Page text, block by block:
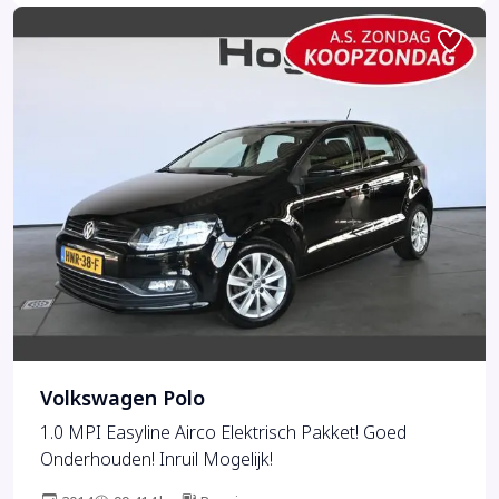
Volkswagen Polo
1.0 MPI Easyline Airco Elektrisch Pakket! Goed
Onderhouden! Inruil Mogelijk!